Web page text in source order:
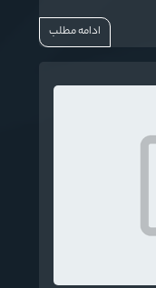
به چالش‌های اساسی
استفاده از
ادامه مطلب